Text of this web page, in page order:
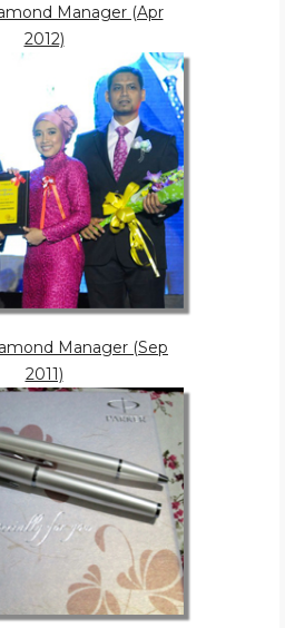
Manager (Apr
2012)
Manager (Sep
2011)